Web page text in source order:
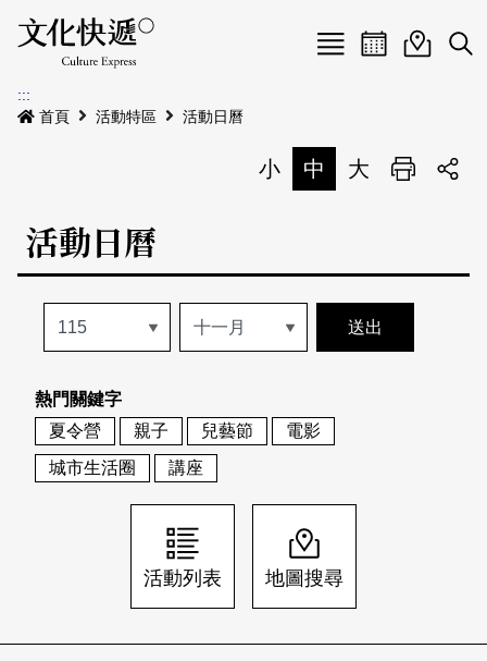
Menu
最新公告
本期專題
歷史專題
活動特區
活動列表
地圖搜尋
關於我們
關於我們
刊物索取地點
會員基本資料
刊登活動
網站導覽 English
日本語 登入/註冊
活動日曆活動地圖
展
:::
首頁
活動特區 活動日曆
小 中 大 列印
活動日曆
熱門關鍵字
夏令營
親子 兒藝節
電影
城市生活圈
講座
活動列表 地圖搜尋